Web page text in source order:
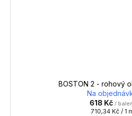
BOSTON 2 - rohový
Na
618 Kč /
Měrná
710,34 Kč / 1